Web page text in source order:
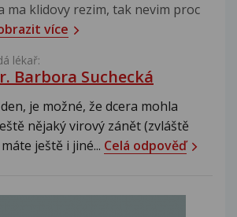
ma klidovy rezim, tak nevim proc
více
lékař:
Barbora Suchecká
je možné, že dcera mohla
nějaký virový zánět (zvláště
ještě i jiné... Celá odpověď